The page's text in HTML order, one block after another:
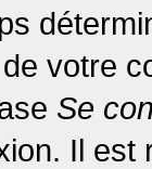
votre
Se
Il